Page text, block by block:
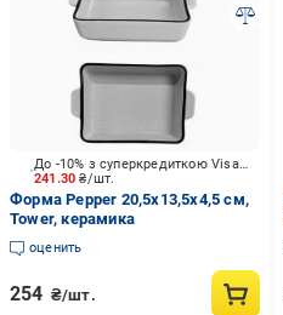
241.30₴/шт.
До -10% з суперкредиткою Visa Вигода
Форма Pepper 20,5х13,5х4,5 см,
Tower, керамика
оценить
254 ₴/шт.